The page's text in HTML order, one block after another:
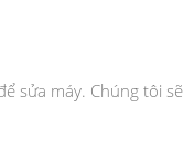
sửa máy. Chúng tôi